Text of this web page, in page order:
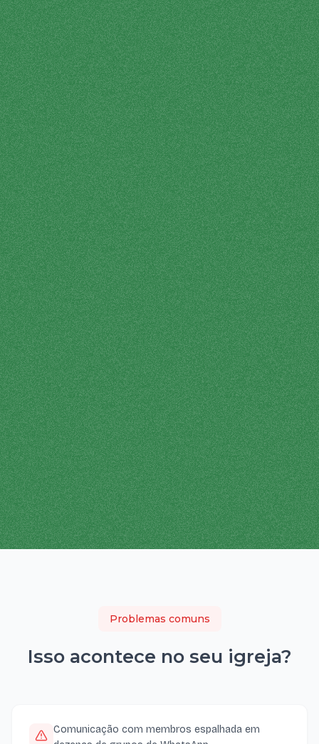
Problemas comuns
Isso acontece no seu igreja?
Comunicação com membros espalhada em